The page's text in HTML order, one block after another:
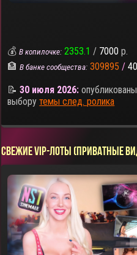
💰В копилочке: 2353.1 / 7000 р.
🏦В банке сообщества: 309895 /
📝30 июля 2026:
выборутемы след. ролика
СВЕЖИЕ VIP-ЛОТЫ (ПРИВАТНЫЕ